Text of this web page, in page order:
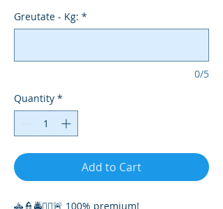
Greutate - Kg: *
0/5
Quantity *
Add to Cart
🚓👮🚔👮‍♀️🚨 100% premium!